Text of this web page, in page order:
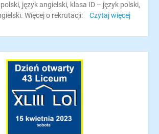
język angielski, klasa ID – język polski,
Więcej o rekrutacji:
Czytaj więcej